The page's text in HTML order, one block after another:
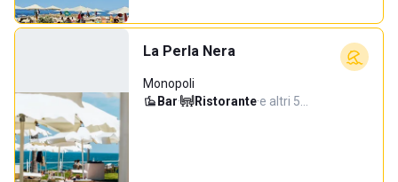
La Perla Nera
Monopoli
Bar· Ristorante·e altri 5…